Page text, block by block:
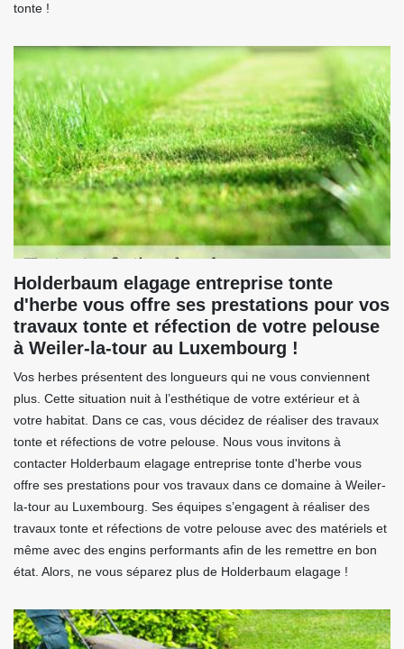
tonte !
Holderbaum elagage entreprise tonte
d'herbe vous offre ses prestations pour vos
travaux tonte et réfection de votre pelouse
à Weiler-la-tour au Luxembourg !
Vos herbes présentent des longueurs qui ne vous conviennent
plus. Cette situation nuit à l’esthétique de votre extérieur et à
votre habitat. Dans ce cas, vous décidez de réaliser des travaux
tonte et réfections de votre pelouse. Nous vous invitons à
contacter Holderbaum elagage entreprise tonte d'herbe vous
offre ses prestations pour vos travaux dans ce domaine à Weiler-
la-tour au Luxembourg. Ses équipes s’engagent à réaliser des
travaux tonte et réfections de votre pelouse avec des matériels et
même avec des engins performants afin de les remettre en bon
état. Alors, ne vous séparez plus de Holderbaum elagage !